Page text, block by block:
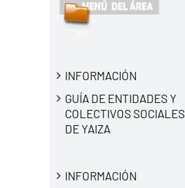
INFORMACIÓN
GUÍA DE ENTIDADES Y
COLECTIVOS SOCIALES
DE YAIZA
INFORMACIÓN